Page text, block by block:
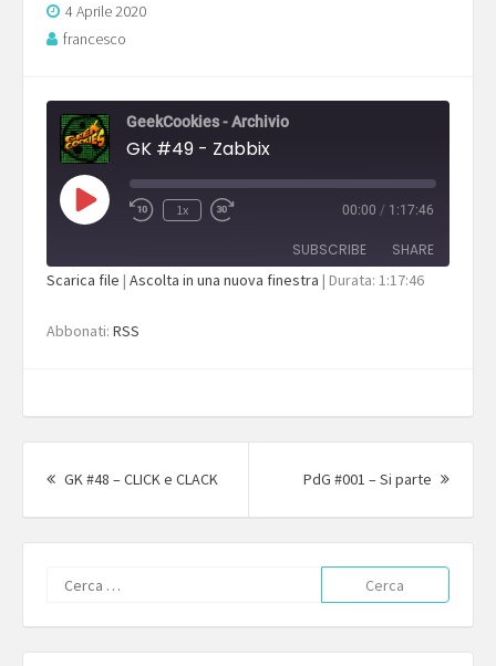
4 Aprile 2020
francesco
GeekCookies - Archivio
GK #49 - Zabbix
Play
Episode
1x 00:00 / 1:17:46
SUBSCRIBE SHARE
Scarica file | Ascolta in una nuova finestra | Durata: 1:17:46
Abbonati: RSS
Navigazione
articoloGK #48 – CLICK e CLACK PdG #001 – Si parte
Ricerca
per: